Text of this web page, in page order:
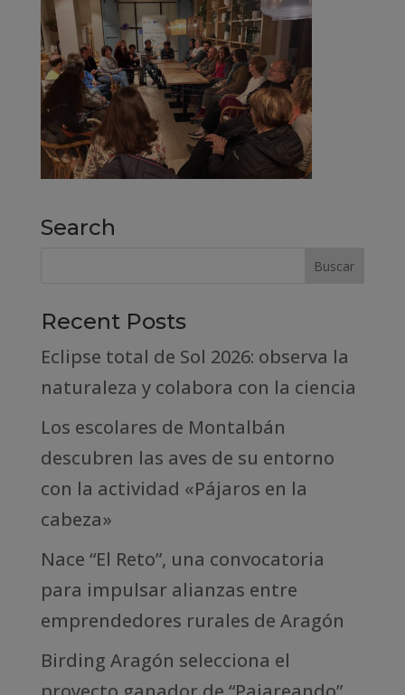
Search
Recent Posts
Eclipse total de Sol 2026: observa la
naturaleza y colabora con la ciencia
Los escolares de Montalbán
descubren las aves de su entorno
con la actividad «Pájaros en la
cabeza»
Nace “El Reto”, una convocatoria
para impulsar alianzas entre
emprendedores rurales de Aragón
Birding Aragón selecciona el